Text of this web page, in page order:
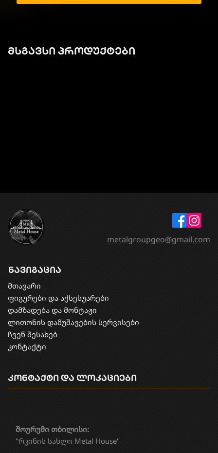
მსგავსი პროდუქტები
ნავიგაცია
მთავარი
ფიგურები და აქსესუარები
დამზადება და მონტაჟი
​ლითონის დამუშავების სერვისები
ჩვენ შესახებ
კონტაქტი
შოურუმი თბილისი:
"რკინის სახლი Metal House"
კონტაქტი და ლოკაციები
metalgroupgeo@gmail.com